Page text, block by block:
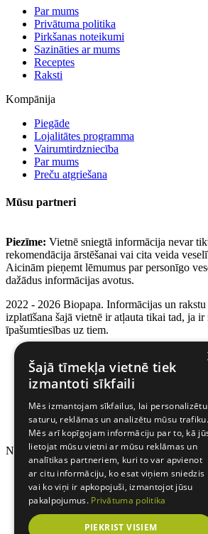
Par mums
Privātuma politika
Pirkšanas noteikumi
Sazināties ar mums
Receptes
Raksti
Kompānija
Piegāde
Lojalitātes programma
Vairumtirdzniecība
Par mums
Preču atgriešana
Mūsu partneri
Piezīme: Vietnē sniegtā informācija nevar
rekomendācija ārstēšanai vai cita veida
Aicinām pieņemt lēmumus par personīgo
dažādus informācijas avotus.
2022 - 2026 Biopapa. Informācijas un rakstu
izplatīšana šajā vietnē ir atļauta tikai tad, ja ir
īpašumtiesības uz tiem.
Notiek ielāde...
Šajā tīmekļa vietnē tiek
izmantoti sīkfaili
Mēs izmantojam sīkfailus, lai personalizētu
saturu, reklāmas un analizētu mūsu trafiku.
Mēs arī kopīgojam informāciju par to, kā
lietojat mūsu vietni ar mūsu reklāmas un
analītikas partneriem, kuri to var apvienot
ar citu informāciju, ko esat viņiem sniedzis
vai ko viņi ir apkopojuši, izmantojot jūsu
pakalpojumus. Privātuma politika
PIEKRIST VISIEM